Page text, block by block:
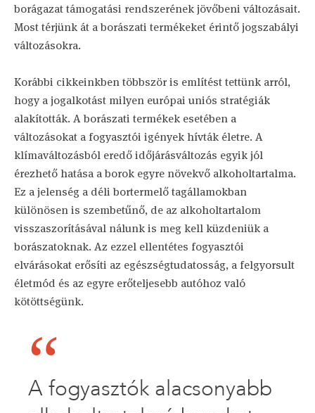
borágazat támogatási rendszerének jövőbeni változásait.
Most térjünk át a borászati termékeket érintő jogszabályi
változásokra.
Korábbi cikkeinkben többször is említést tettünk arról,
hogy a jogalkotást milyen európai uniós stratégiák
alakították. A borászati termékek esetében a
változásokat a fogyasztói igények hívták életre. A
klímaváltozásból eredő időjárásváltozás egyik jól
érezhető hatása a borok egyre növekvő alkoholtartalma.
Ez a jelenség a déli bortermelő tagállamokban
különösen is szembetűnő, de az alkoholtartalom
visszaszorításával nálunk is meg kell küzdeniük a
borászatoknak. Az ezzel ellentétes fogyasztói
elvárásokat erősíti az egészségtudatosság, a felgyorsult
életmód és az egyre erőteljesebb autóhoz való
kötöttségünk.
A fogyasztók alacsonyabb